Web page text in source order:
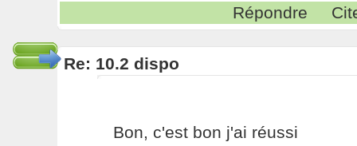
Répondre
Re: 10.2 dispo
Bon, c'est bon j'ai réussi